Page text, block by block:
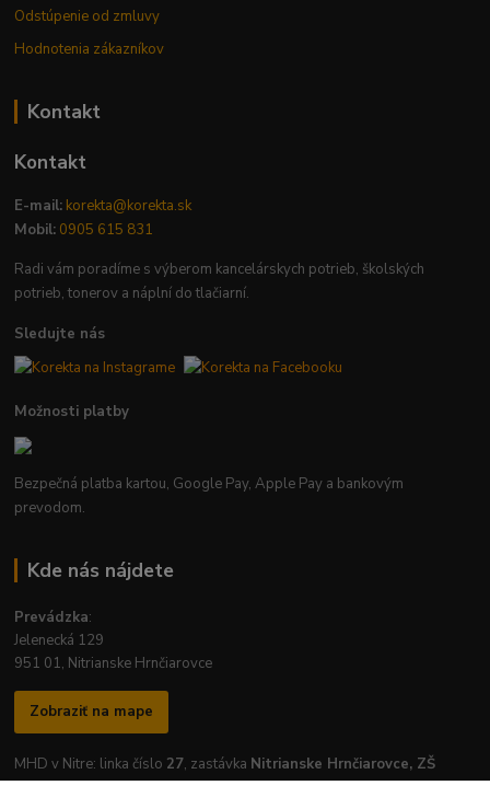
Odstúpenie od zmluvy
Hodnotenia zákazníkov
Kontakt
Kontakt
E-mail: korekta@korekta.sk
Mobil: 0905 615 831
Radi vám poradíme s výberom kancelárskych potrieb, školských
potrieb, tonerov a náplní do tlačiarní.
Sledujte nás
Možnosti platby
Bezpečná platba kartou, Google Pay, Apple Pay a bankovým
prevodom.
Kde nás nájdete
Prevádzka:
Jelenecká 129
951 01, Nitrianske Hrnčiarovce
Zobraziť na mape
MHD v Nitre: linka číslo 27, zastávka Nitrianske Hrnčiarovce, ZŠ